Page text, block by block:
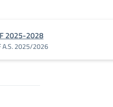
2025-2028
A.S. 2025/2026